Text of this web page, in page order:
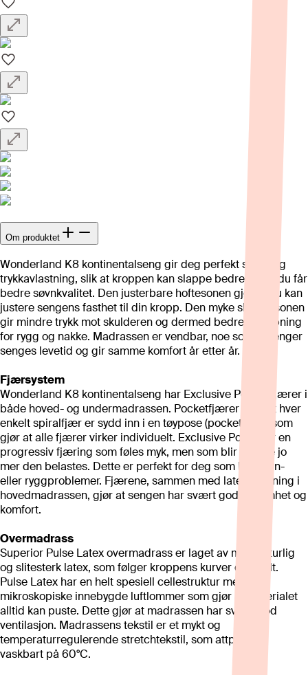
Om produktet
Wonderland K8 kontinentalseng gir deg perfekt støtte og
trykkavlastning, slik at kroppen kan slappe bedre av og du får
bedre søvnkvalitet. Den justerbare hoftesonen gjør at du kan
justere sengens fasthet til din kropp. Den myke skuldersonen
gir mindre trykk mot skulderen og dermed bedre avslapning
for rygg og nakke. Madrassen er vendbar, noe som forlenger
senges levetid og gir samme komfort år etter år.
Fjærsystem
Wonderland K8 kontinentalseng har Exclusive Pocket fjærer i
både hoved- og undermadrassen. Pocketfjærer vil si at hver
enkelt spiralfjær er sydd inn i en tøypose (pocket), noe som
gjør at alle fjærer virker individuelt. Exclusive Pocket er en
progressiv fjæring som føles myk, men som blir fastere jo
mer den belastes. Dette er perfekt for deg som har søvn-
eller ryggproblemer. Fjærene, sammen med latex stopning i
hovedmadrassen, gjør at sengen har svært god følsomhet og
komfort.
Overmadrass
Superior Pulse Latex overmadrass er laget av myk, naturlig
og slitesterk latex, som følger kroppens kurver optimalt.
Pulse Latex har en helt spesiell cellestruktur med
mikroskopiske innebygde luftlommer som gjør at materialet
alltid kan puste. Dette gjør at madrassen har svært god
ventilasjon. Madrassens tekstil er et mykt og
temperaturregulerende stretchtekstil, som attpåtil er
vaskbart på 60°C.